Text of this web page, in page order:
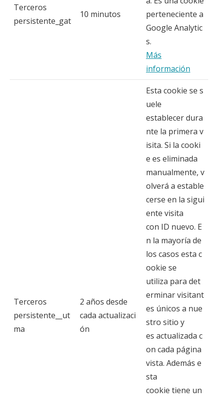
Terceros
persistente_gat
10 minutos
perteneciente a
Google Analytic
s.
Más
información
Terceros
persistente__ut
ma
2 años desde
cada actualizaci
ón
Esta cookie se s
uele
establecer dura
nte la primera v
isita. Si la cooki
e es eliminada
manualmente, v
olverá a estable
cerse en la sigui
ente visita
con ID nuevo. E
n la mayoría de
los casos esta c
ookie se
utiliza para det
erminar visitant
es únicos a nue
stro sitio y
es actualizada c
on cada página
vista. Además e
sta
cookie tiene un